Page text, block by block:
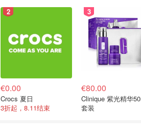
2
€0.00
Crocs 夏日
3折起，8.11结束
3
€80.00
Clinique 紫光精华
套装